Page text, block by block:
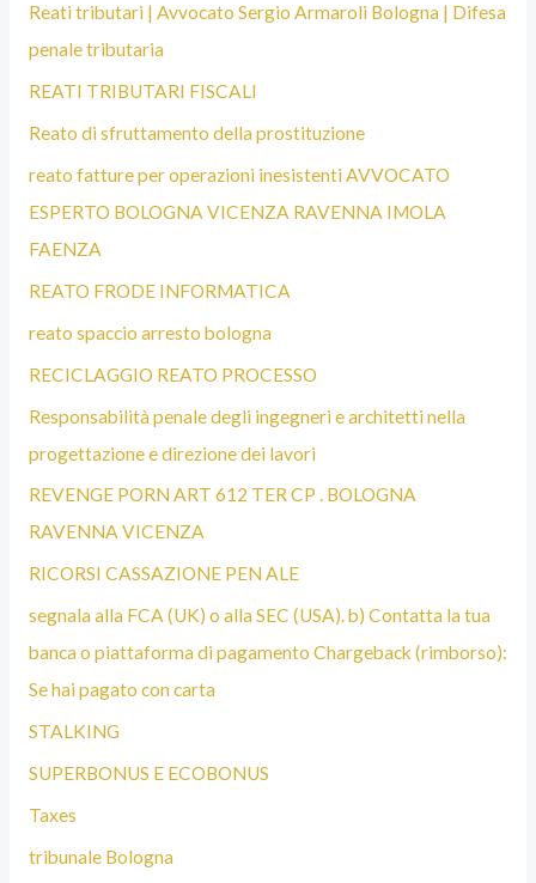
Reati tributari | Avvocato Sergio Armaroli Bologna | Difesa
penale tributaria
REATI TRIBUTARI FISCALI
Reato di sfruttamento della prostituzione
reato fatture per operazioni inesistenti AVVOCATO
ESPERTO BOLOGNA VICENZA RAVENNA IMOLA
FAENZA
REATO FRODE INFORMATICA
reato spaccio arresto bologna
RECICLAGGIO REATO PROCESSO
Responsabilità penale degli ingegneri e architetti nella
progettazione e direzione dei lavori
REVENGE PORN ART 612 TER CP . BOLOGNA
RAVENNA VICENZA
RICORSI CASSAZIONE PEN ALE
segnala alla FCA (UK) o alla SEC (USA). b) Contatta la tua
banca o piattaforma di pagamento Chargeback (rimborso):
Se hai pagato con carta
STALKING
SUPERBONUS E ECOBONUS
Taxes
tribunale Bologna